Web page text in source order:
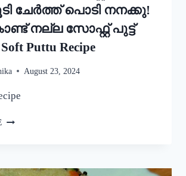
ചേർത്ത് പൊടി നനക്കു!
നല്ല സോഫ്റ്റ് പുട്ട്
Puttu Recipe
August 23, 2024
പുട്ട്
ആവാൻ